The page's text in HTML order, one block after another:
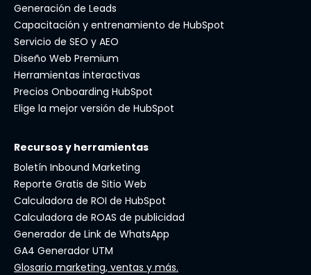
Generación de Leads
Capacitación y entrenamiento de HubSpot
Servicio de SEO y AEO
Diseño Web Premium
Herramientas interactivas
Precios Onboarding HubSpot
Elige la mejor versión de HubSpot
Recursos y herramientas
Boletín Inbound Marketing
Reporte Gratis de Sitio Web
Calculadora de ROI de HubSpot
Calculadora de ROAS de publicidad
Generador de Link de WhatsApp
GA4 Generador UTM
Glosario marketing, ventas y más.